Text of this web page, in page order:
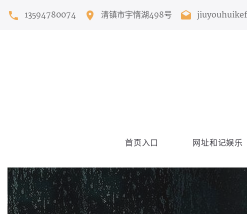
13594780074 清镇市宇惰湖498号
首页入口 网址和记娱乐